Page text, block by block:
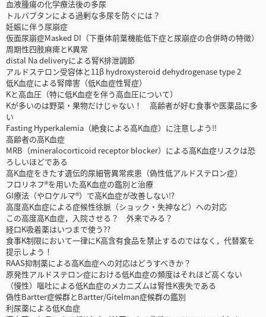
血液腫瘍の化学療法後の多尿
トルバプタンによる過剰な多尿を防ぐには？
妊娠に伴う尿崩症
仮面尿崩症Masked DI（下垂体前葉機能低下症と尿崩症の合併時の特徴）
周期性四肢麻痺とK異常
distal Na deliveryによる腎K排泄調節
アルドステロン受容体と11β hydroxysteroid dehydrogenase type 2
低K血症による腎障害（低K血症性腎症）
Kと高血圧（特に低K血症を伴う高血圧について）
Kが多いのは野菜・果物だけじゃない！ 高齢者が好む食事や医薬品に多
い
Fasting Hyperkalemia（絶食による高K血症）に注意しよう‼
高齢者の高K血症
MRB（mineralocorticoid receptor blocker）による高K血症リスクは恐
ろしいほどである
高K血症をきたす遺伝的尿細管異常疾患（偽性低アルドステロン症）
フロリネフ®を用いた高K血症の鑑別と治療
GI療法（やロケルマ®）で高K血症が改善しない⁉
高度高K血症による症候性徐脈（ショック・失神など）への対応
この高度高K血症，入院させる？ 外来でみる？
経口K吸着薬はいつまで使う??
食事K制限において一律にK高含有食品を禁止するのではなく，代替案を
提示しよう！
RAAS抑制薬による高K血症への対応はどうすべきか？
原発性アルドステロン症における低K血症の頻度はそれほど高くない
（慢性）嘔吐による低K血症のメカニズムは腎性K喪失である
偽性Bartter症候群とBartter/Gitelman症候群の鑑別
利尿薬による低K血症